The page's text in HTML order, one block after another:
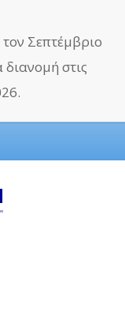
Σεπτέμβριο
στις